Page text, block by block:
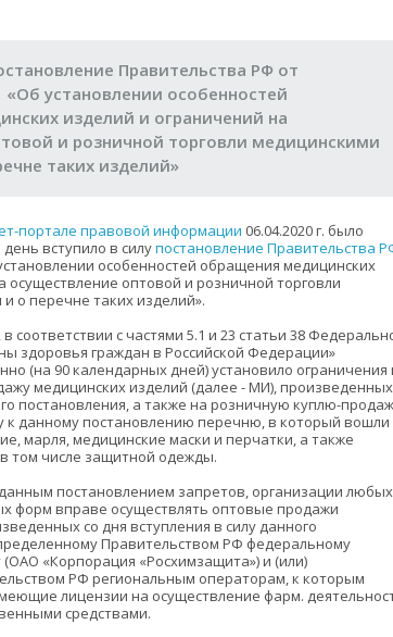
Правительства РФ от
«Об установлении особенностей
изделий и ограничений на
и розничной торговли медицинскими
таких изделий»
портале правовой информации 06.04.2020 г. было
вступило в силупостановление Правительства
особенностей обращения медицинских
осуществление оптовой и розничной торговли
о перечне таких изделий».
соответствии с частями 5.1 и 23 статьи 38
здоровья граждан в Российской Федерации»
(на 90 календарных дней) установило ограничения
медицинских изделий (далее - МИ), произведенных
постановления, а также на розничную куплю-
к данному постановлению перечню, в который вошли
марля, медицинские маски и перчатки, а также
том числе защитной одежды.
постановлением запретов, организации любых
форм вправе осуществлять оптовые продажи
со дня вступления в силу данного
Правительством РФ федеральному
«Корпорация «Росхимзащита») и (или)
РФ региональным операторам, к которым
лицензии на осуществление фарм.
средствами.